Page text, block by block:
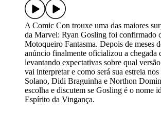
A Comic Con trouxe uma das maiores
da Marvel: Ryan Gosling foi confirmado
Motoqueiro Fantasma. Depois de meses
anúncio finalmente oficializou a chegada
levantando expectativas sobre qual
vai interpretar e como será sua estreia
Solano, Didi Braguinha e Northon
escolha e discutem se Gosling é o nome
Espírito da Vingança.